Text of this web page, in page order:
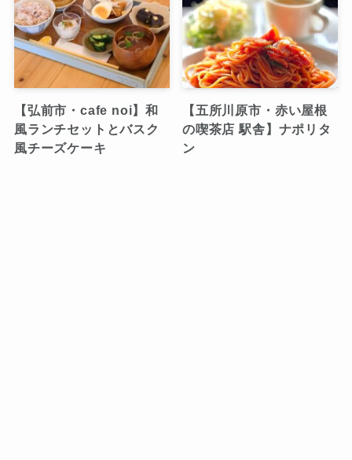
【弘前市・cafe noi】和
風ランチセットとバスク
風チーズケーキ
【五所川原市・赤い屋根
の喫茶店 駅舎】ナポリタ
ン